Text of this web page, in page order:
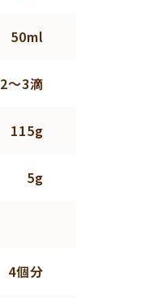
50ml
2～3滴
115g
5g
4個分